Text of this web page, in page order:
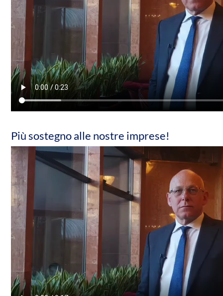
Più sostegno alle nostre imprese!